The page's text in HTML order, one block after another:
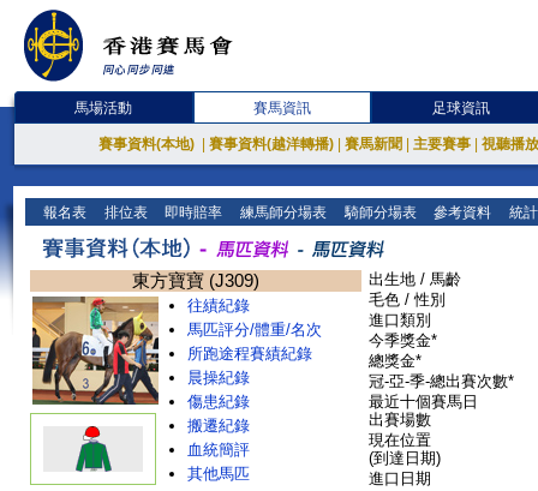
馬場活動 賽馬資訊 足球資訊
賽事資料(本地) 賽事資料(越洋轉播) 賽馬新聞 主要賽事 視聽播
報名表 排位表 即時賠率 練馬師分場表 騎師分場表 參考資料 統
東方寶寶 (J309)
往績紀錄
馬匹評分/體重/名次
所跑途程賽績紀錄
晨操紀錄
傷患紀錄
搬遷紀錄
血統簡評
其他馬匹
出生地 / 馬齡
毛色 / 性別
進口類別
今季獎金*
總獎金*
冠-亞-季-總出賽次數*
最近十個賽馬日
出賽場數
現在位置
(到達日期)
進口日期